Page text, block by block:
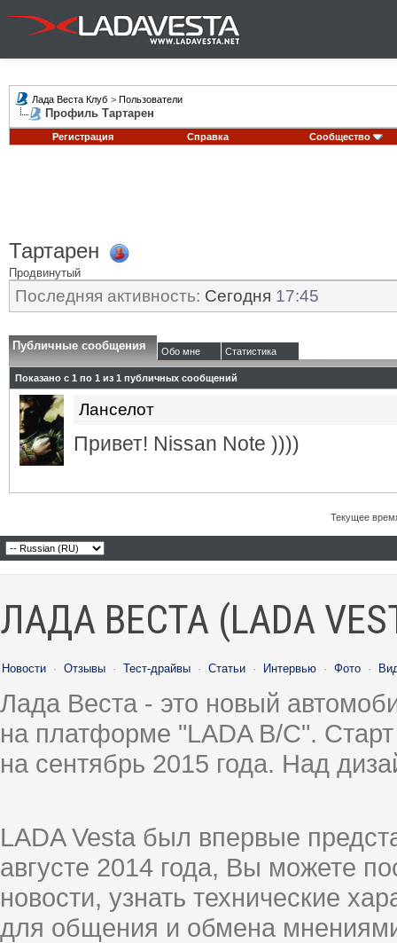
Лада Веста Клуб > Пользователи
Профиль Тартарен
Регистрация Справка Сообщество
Тартарен
Продвинутый
Последняя активность: Сегодня 17:45
Публичные сообщения Обо мне Статистика
Показано с 1 по 1 из 1 публичных сообщений
Ланселот
Привет! Nissan Note ))))
Текущее
ЛАДА ВЕСТА (LADA
Новости · Отзывы · Тест-драйвы · Статьи · Интервью · Фото ·
Лада Веста - это новый
на платформе "LADA B/C".
на сентябрь 2015 года. Над
LADA Vesta был впервые
августе 2014 года, Вы можете
новости, узнать технические
для общения и обмена